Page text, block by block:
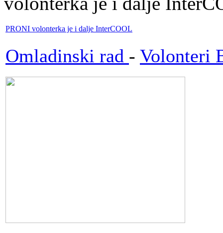
PRONI volonterka je i dalje InterCOOL
Omladinski rad - Volonteri